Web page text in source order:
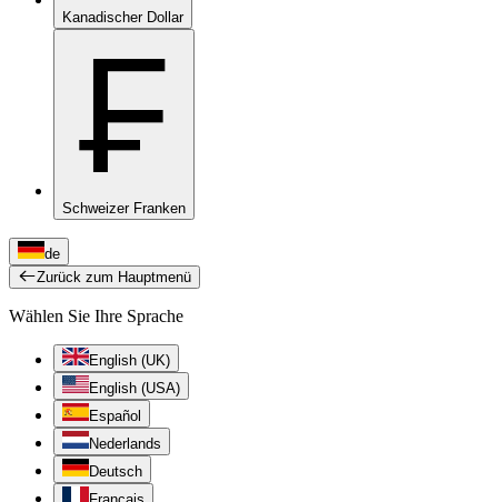
Kanadischer Dollar
₣
Schweizer Franken
de
Zurück zum Hauptmenü
Wählen Sie Ihre Sprache
English (UK)
English (USA)
Español
Nederlands
Deutsch